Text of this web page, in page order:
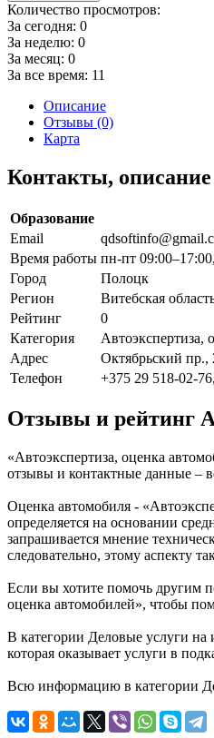
Количество просмотров:
За сегодня: 0
За неделю: 0
За месяц: 0
За все время: 11
Описание
Отзывы (0)
Карта
Контакты, описание
Образование
Email
Время работы пн-пт
Город
Полоцк
Регион
Витебская
Рейтинг
0
Категория
Автоэкспертиза,
Адрес
Октябрьский
Телефон
+375 29 518-02-
Отзывы и рейтинг
«Автоэкспертиза, оценка
отзывы и контактные данные –
Оценка автомобиля -
определяется на основании
запрашивается мнение
следовательно, этому аспекту
Если вы хотите помочь другим
оценка автомобилей», чтобы
В категории Деловые услуги
которая оказывает услуги в
Всю информацию в категории